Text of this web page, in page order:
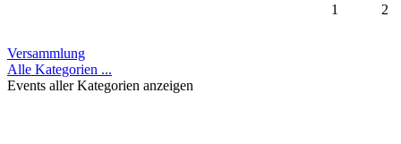
1
2
Versammlung
Alle Kategorien ...
Events aller Kategorien anzeigen